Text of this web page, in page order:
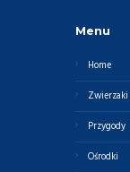
Menu
Home
Zwierzaki
Przygody
Ośrodki